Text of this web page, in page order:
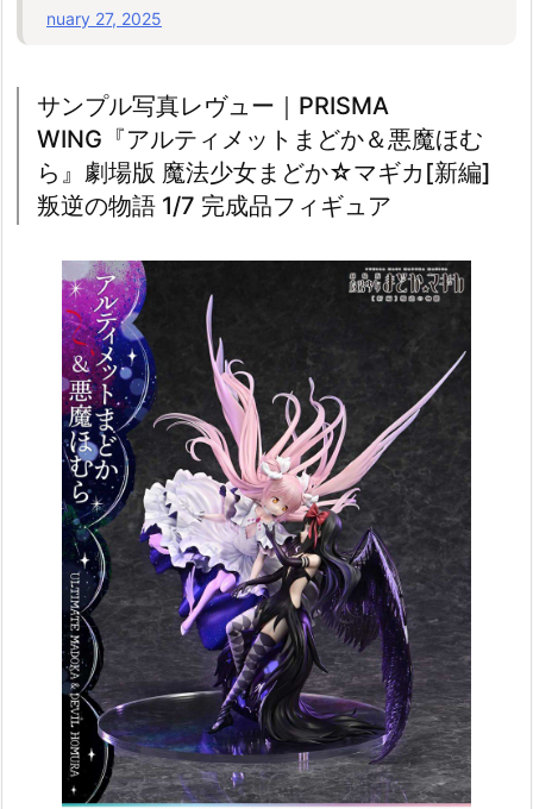
nuary 27, 2025
サンプル写真レヴュー｜PRISMA
WING『アルティメットまどか＆悪魔ほむ
ら』劇場版 魔法少女まどか☆マギカ[新編]
叛逆の物語 1/7 完成品フィギュア